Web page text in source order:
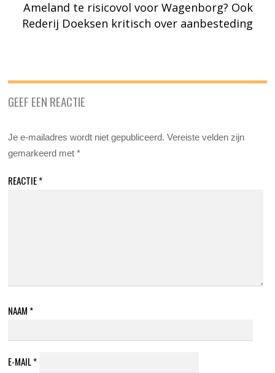
Ameland te risicovol voor Wagenborg? Ook
Rederij Doeksen kritisch over aanbesteding
GEEF EEN REACTIE
Je e-mailadres wordt niet gepubliceerd. Vereiste velden zijn
gemarkeerd met*
REACTIE*
NAAM *
E-MAIL*